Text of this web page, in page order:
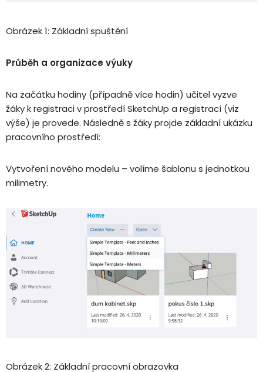
Obrázek 1: Základní spuštění
Průběh a organizace výuky
Na začátku hodiny (případně více hodin) učitel vyzve
žáky k registraci v prostředí SketchUp a registrací (viz
výše) je provede. Následně s žáky projde základní ukázku
pracovního prostředí:
Vytvoření nového modelu – volíme šablonu s jednotkou
milimetry.
Obrázek 2: Základní pracovní obrazovka